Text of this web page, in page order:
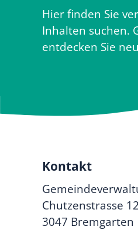
Hier finden Sie
Inhalten suchen.
entdecken Sie
Kontakt
Chutzenstrasse 12
3047 Bremgarten